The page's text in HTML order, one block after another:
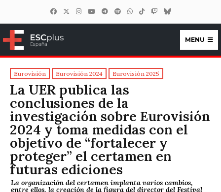
ESCplus España
MENU
Eurovisión Eurovisión 2024 Eurovisión 2025
La UER publica las
conclusiones de la
investigación sobre Eurovisión
2024 y toma medidas con el
objetivo de “fortalecer y
proteger” el certamen en
futuras ediciones
La organización del certamen implanta varios cambios,
entre ellos, la creación de la figura del director del Festival